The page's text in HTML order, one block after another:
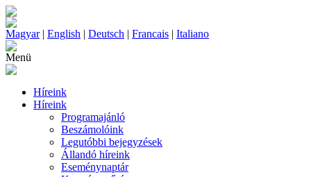
Magyar| English | Deutsch | Francais | Italiano
Menü
Híreink
Híreink
Programajánló
Beszámolóink
Legutóbbi bejegyzések
Állandó híreink
Eseménynaptár